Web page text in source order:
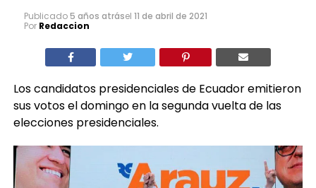
Publicado5 años atrásel 11 de abril de 2021
Por Redaccion
Los candidatos presidenciales de Ecuador emitieron
sus votos el domingo en la segunda vuelta de las
elecciones presidenciales.